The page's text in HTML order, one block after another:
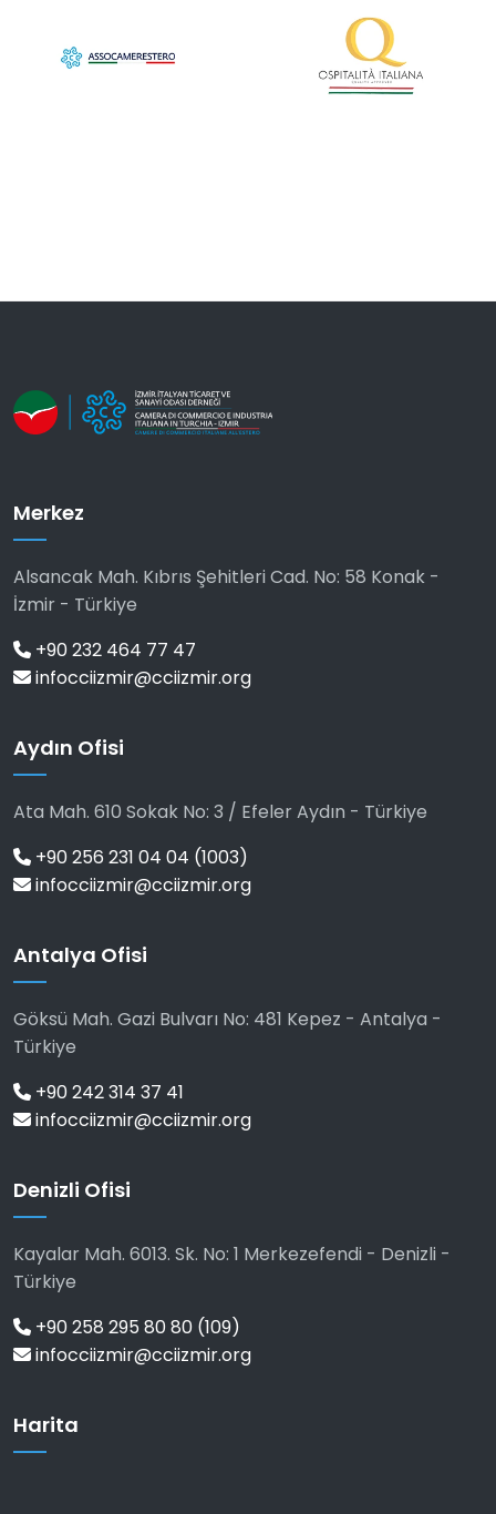
Merkez
Alsancak Mah. Kıbrıs Şehitleri Cad. No: 58 Konak -
İzmir - Türkiye
+90 232 464 77 47
infocciizmir@cciizmir.org
Aydın Ofisi
Ata Mah. 610 Sokak No: 3 / Efeler Aydın - Türkiye
+90 256 231 04 04 (1003)
infocciizmir@cciizmir.org
Antalya Ofisi
Göksü Mah. Gazi Bulvarı No: 481 Kepez - Antalya -
Türkiye
+90 242 314 37 41
infocciizmir@cciizmir.org
Denizli Ofisi
Kayalar Mah. 6013. Sk. No: 1 Merkezefendi - Denizli -
Türkiye
+90 258 295 80 80 (109)
infocciizmir@cciizmir.org
Harita